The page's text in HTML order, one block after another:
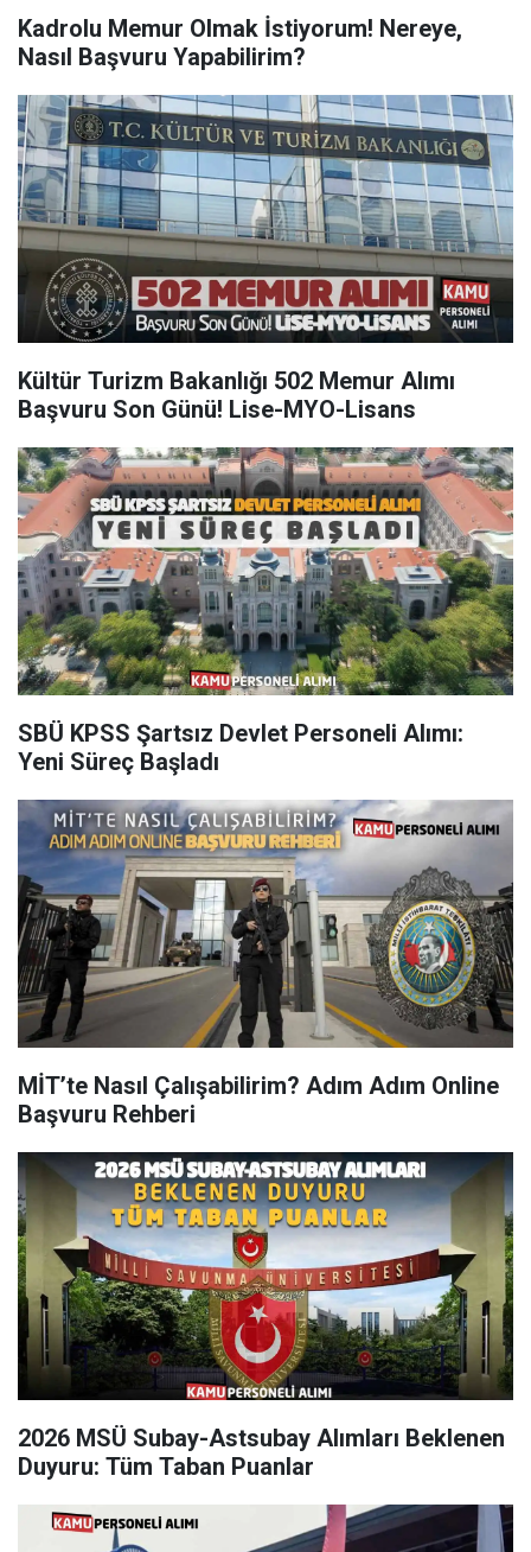
Kadrolu Memur Olmak İstiyorum! Nereye,
Nasıl Başvuru Yapabilirim?
Kültür Turizm Bakanlığı 502 Memur Alımı
Başvuru Son Günü! Lise-MYO-Lisans
SBÜ KPSS Şartsız Devlet Personeli Alımı:
Yeni Süreç Başladı
MİT’te Nasıl Çalışabilirim? Adım Adım Online
Başvuru Rehberi
2026 MSÜ Subay-Astsubay Alımları Beklenen
Duyuru: Tüm Taban Puanlar